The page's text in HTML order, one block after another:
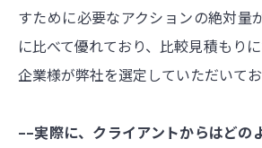
すために必要なアクションの絶対量
に比べて優れており、比較見積もり
企業様が弊社を選定していただいてお
––実際に、クライアントからはどの